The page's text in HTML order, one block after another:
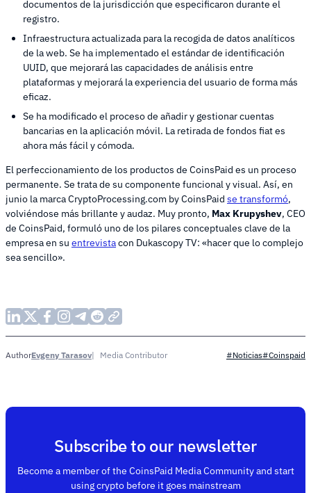
documentos de la jurisdicción que especificaron durante el
registro.
Infraestructura actualizada para la recogida de datos analíticos
de la web. Se ha implementado el estándar de identificación
UUID, que mejorará las capacidades de análisis entre
plataformas y mejorará la experiencia del usuario de forma más
eficaz.
Se ha modificado el proceso de añadir y gestionar cuentas
bancarias en la aplicación móvil. La retirada de fondos fiat es
ahora más fácil y cómoda.
El perfeccionamiento de los productos de CoinsPaid es un proceso
permanente. Se trata de su componente funcional y visual. Así, en
junio la marca CryptoProcessing.com by CoinsPaid se transformó,
volviéndose más brillante y audaz. Muy pronto, Max Krupyshev, CEO
de CoinsPaid, formuló uno de los pilares conceptuales clave de la
empresa en su entrevistacon Dukascopy TV: «hacer que lo complejo
sea sencillo».
AuthorEvgeny Tarasov Media Contributor #Noticias#Coinspaid
Subscribe to our newsletter
Become a member of the CoinsPaid Media Community and start
using crypto before it goes mainstream